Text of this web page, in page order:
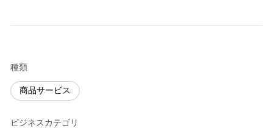
種類
商品サービス
ビジネスカテゴリ